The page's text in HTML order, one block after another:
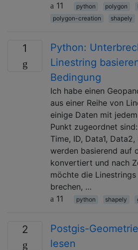
11
python polygon
polygon-creation
shapely
1
Python:
Linestring
Bedingung
Ich habe einen
aus einer Reihe von
einige Daten mit
Punkt zugeordnet
Time, ID, Data1,
werden basierend auf
konvertiert und nach
möchte die
brechen, …
11
python shapely
2
Postgis-
lesen